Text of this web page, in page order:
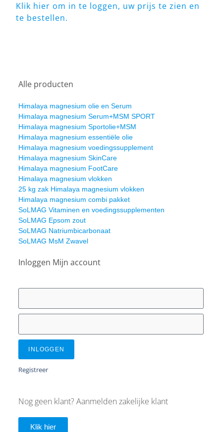
Klik hier om in te loggen, uw prijs te zien en
te bestellen.
Alle producten
Himalaya magnesium olie en Serum
Himalaya magnesium Serum+MSM SPORT
Himalaya magnesium Sportolie+MSM
Himalaya magnesium essentiële olie
Himalaya magnesium voedingssupplement
Himalaya magnesium SkinCare
Himalaya magnesium FootCare
Himalaya magnesium vlokken
25 kg zak Himalaya magnesium vlokken
Himalaya magnesium combi pakket
SoLMAG Vitaminen en voedingssupplementen
SoLMAG Epsom zout
SoLMAG Natriumbicarbonaat
SoLMAG MsM Zwavel
Inloggen Mijn account
INLOGGEN
Registreer
Nog geen klant? Aanmelden zakelijke klant
Klik hier